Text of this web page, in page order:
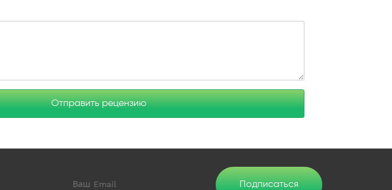
Отправить рецензию
Подписаться